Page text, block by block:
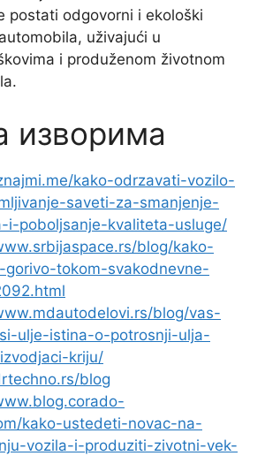
postati odgovorni i ekološki
uživajući u
i produženom životnom
изворима
kako-odrzavati-vozilo-
saveti-za-smanjenje-
i-poboljsanje-kvaliteta-usluge/
blog/kako-
gorivo-tokom-svakodnevne-
blog/vas-
ulje-istina-o-potrosnji-ulja-
kriju/
blog
kako-ustedeti-novac-na-
vozila-i-produziti-zivotni-vek-